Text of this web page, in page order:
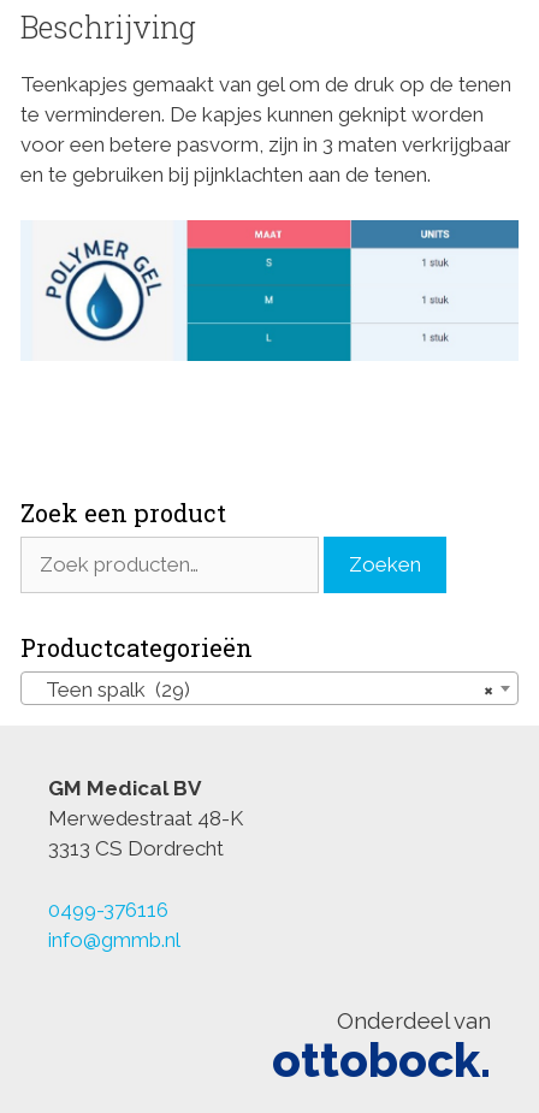
Beschrijving
Teenkapjes gemaakt van gel om de druk op de tenen
te verminderen. De kapjes kunnen geknipt worden
voor een betere pasvorm, zijn in 3 maten verkrijgbaar
en te gebruiken bij pijnklachten aan de tenen.
Zoek een product
Zoeken
Productcategorieën
×
Teen spalk (29)
GM Medical BV
Merwedestraat 48-K
3313 CS Dordrecht
0499-376116
info@gmmb.nl
Onderdeel van
ottobock.